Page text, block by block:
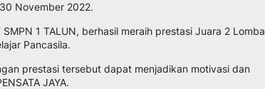
November 2022.
1 TALUN, berhasil meraih prestasi Juara 2 Lomba
Pancasila.
prestasi tersebut dapat menjadikan motivasi dan
JAYA.